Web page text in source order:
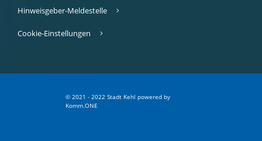
Hinweisgeber-Meldestelle
Cookie-Einstellungen
© 2021 - 2022 Stadt Kehl powered by
Komm.ONE